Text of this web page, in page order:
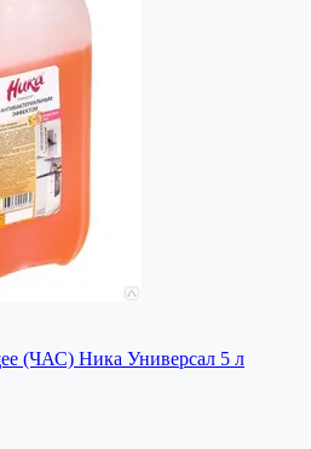
(ЧАС) Ника Универсал 5 л